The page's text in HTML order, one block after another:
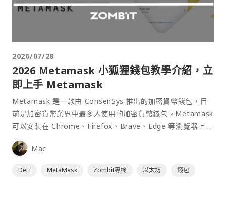
2026/07/28
2026 Metamask 小狐狸錢包教學介紹，立
即上手 Metamask
Metamask 是一款由 ConsenSys 推出的加密貨幣錢包，目
前是加密貨幣業界中最多人使用的加密貨幣錢包。Metamask
可以安裝在 Chrome、Firefox、Brave、Edge 等瀏覽器上作
為插件使用，具備許多功能且使用上非常方便。
Mac
DeFi MetaMask Zombit專欄 以太坊 錢包